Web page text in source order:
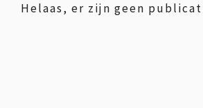
Helaas, er zijn geen